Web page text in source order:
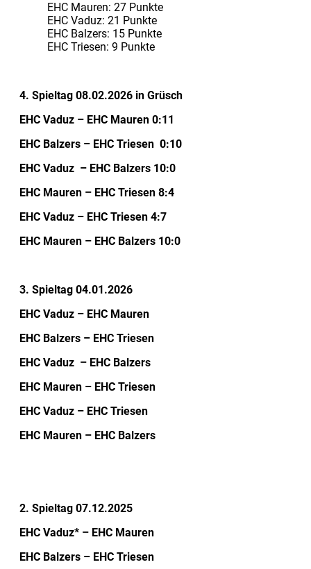
EHC Mauren: 27 Punkte
EHC Vaduz: 21 Punkte
EHC Balzers: 15 Punkte
EHC Triesen: 9 Punkte
4. Spieltag 08.02.2026 in Grüsch
EHC Vaduz – EHC Mauren 0:11
EHC Balzers – EHC Triesen 0:10
EHC Vaduz – EHC Balzers 10:0
EHC Mauren – EHC Triesen 8:4
EHC Vaduz – EHC Triesen 4:7
EHC Mauren – EHC Balzers 10:0
3. Spieltag 04.01.2026
EHC Vaduz – EHC Mauren
EHC Balzers – EHC Triesen
EHC Vaduz – EHC Balzers
EHC Mauren – EHC Triesen
EHC Vaduz – EHC Triesen
EHC Mauren – EHC Balzers
2. Spieltag 07.12.2025
EHC Vaduz* – EHC Mauren
EHC Balzers – EHC Triesen